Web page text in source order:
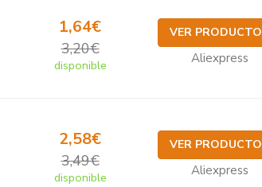
1,64€
3,20€
disponible
VER PRODUCTO
Aliexpress
2,58€
3,49€
disponible
VER PRODUCTO
Aliexpress